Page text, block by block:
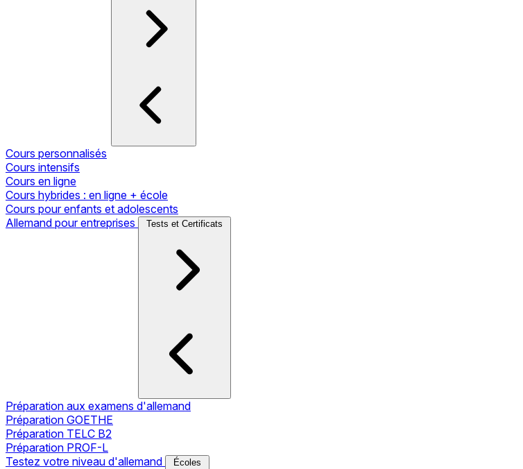
Cours personnalisés
Cours intensifs
Cours en ligne
Cours hybrides : en ligne + école
Cours pour enfants et adolescents
Allemand pour entreprises
Tests et Certificats
Préparation aux examens d'allemand
Préparation GOETHE
Préparation TELC B2
Préparation PROF-L
Testez votre niveau d'allemand
Écoles